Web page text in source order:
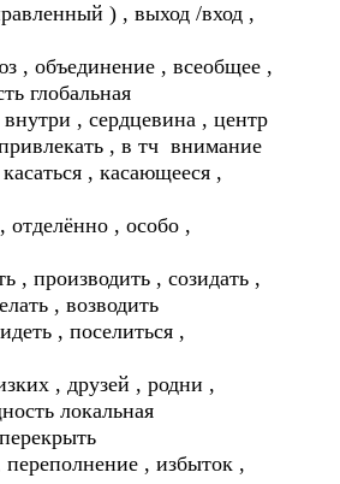
) , выход /вход ,
, объединение , всеобщее ,
глобальная
, сердцевина , центр
, в тч внимание
, касающееся ,
отделённо , особо ,
, производить , созидать ,
, возводить
, поселиться ,
, друзей , родни ,
локальная
, избыток ,